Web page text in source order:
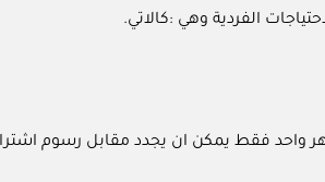
الفردية وهي :كالاتي.
واحد فقط يمكن ان يجدد مقابل رسوم